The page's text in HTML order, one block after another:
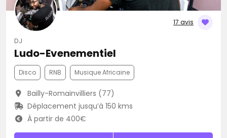
17 avis
DJ
Ludo-Evenementiel
Disco RNB Musique Africaine
Bailly-Romainvilliers (77)
Déplacement jusqu’à 150 kms
À partir de 400€